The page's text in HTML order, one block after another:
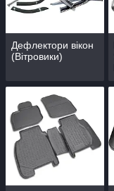
Дефлектори вікон
(Вітровики)